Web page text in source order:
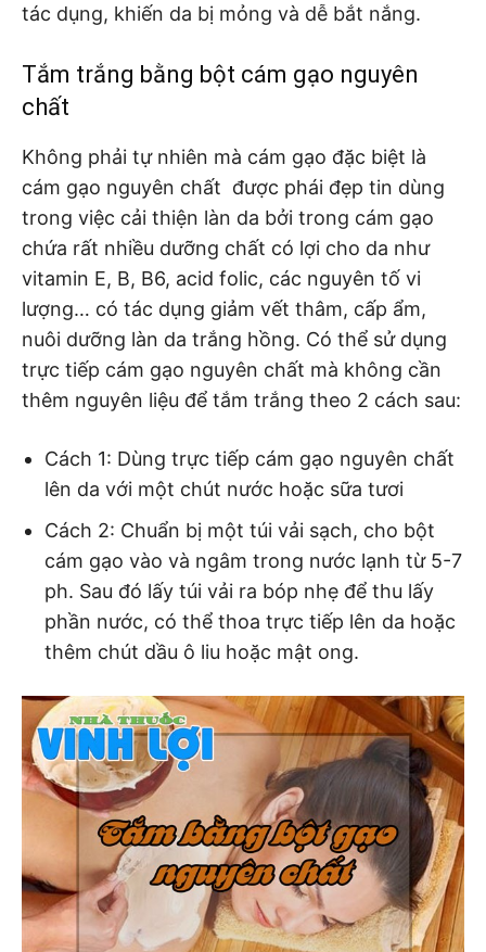
tác dụng, khiến da bị mỏng và dễ bắt nắng.
Tắm trắng bằng bột cám gạo nguyên
chất
Không phải tự nhiên mà cám gạo đặc biệt là
cám gạo nguyên chất được phái đẹp tin dùng
trong việc cải thiện làn da bởi trong cám gạo
chứa rất nhiều dưỡng chất có lợi cho da như
vitamin E, B, B6, acid folic, các nguyên tố vi
lượng… có tác dụng giảm vết thâm, cấp ẩm,
nuôi dưỡng làn da trắng hồng. Có thể sử dụng
trực tiếp cám gạo nguyên chất mà không cần
thêm nguyên liệu để tắm trắng theo 2 cách sau:
Cách 1: Dùng trực tiếp cám gạo nguyên chất
lên da với một chút nước hoặc sữa tươi
Cách 2: Chuẩn bị một túi vải sạch, cho bột
cám gạo vào và ngâm trong nước lạnh từ 5-7
ph. Sau đó lấy túi vải ra bóp nhẹ để thu lấy
phần nước, có thể thoa trực tiếp lên da hoặc
thêm chút dầu ô liu hoặc mật ong.